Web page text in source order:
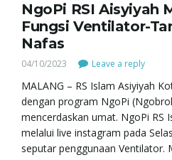
NgoPi RSI Aisyiyah
Fungsi Ventilator-
Nafas
04/10/2023 Leave a reply
MALANG – RS Islam Asiyiyah
dengan program NgoPi
mencerdaskan umat. NgoPi RS
melalui live instagram pada
seputar penggunaan Ventilator.